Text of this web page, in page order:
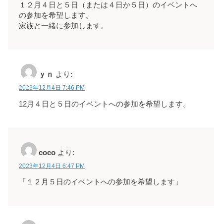
１２月４日と５日（または４日か５日）のイベントへ
の参加を希望します。
家族と一緒に参加します。
ｙｎ より:
2023年12月4日 7:46 PM
12月４日と５日のイベントへの参加を希望します。
coco より:
2023年12月4日 6:47 PM
「１２月５日のイベントへの参加を希望します」